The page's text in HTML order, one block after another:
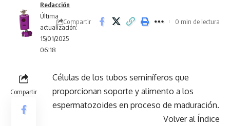
Última
actualización:
15/01/2025
06:18
Redacción
Compartir 0 min de lectura
Compartir
Células de los tubos seminíferos que
proporcionan soporte y alimento a los
espermatozoides en proceso de maduración.
Volver al Índice